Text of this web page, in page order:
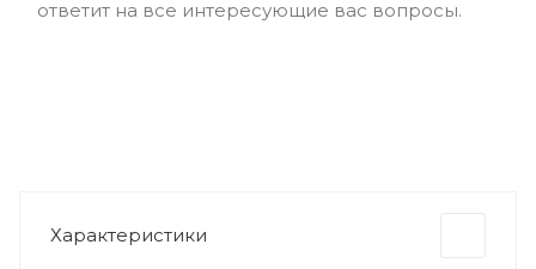
ответит на все интересующие вас вопросы.
Характеристики